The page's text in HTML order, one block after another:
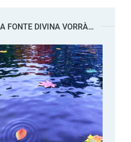
FONTE DIVINA VORRÀ…